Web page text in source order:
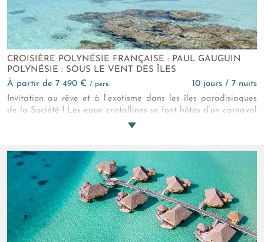
CROISIÈRE POLYNÉSIE FRANÇAISE : PAUL GAUGUIN
POLYNÉSIE : SOUS LE VENT DES ÎLES
à partir de 7 490 € / pers.
10 jours / 7 nuits
Invitation au rêve et à l’exotisme dans les îles paradisiaques
de la Société ! Les eaux cristallines se font hôtes d’un carnaval
de couleurs entre poissons tropicaux, raies et tortues curieuses ;